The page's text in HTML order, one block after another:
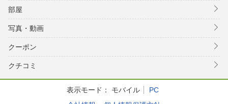
部屋
写真・動画
クーポン
クチコミ
表示モード： モバイル
PC